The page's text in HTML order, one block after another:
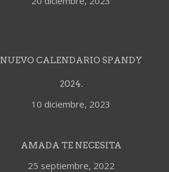
NUEVO CALENDARIO SPANDY
2024.
10 diciembre, 2023
AMADA TE NECESITA
25 septiembre, 2022